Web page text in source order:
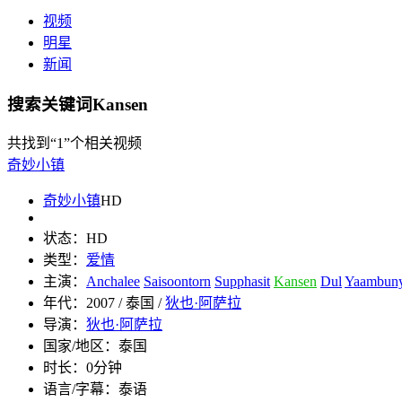
视频
明星
新闻
搜索关键词Kansen
共找到 “1”个相关视频
奇妙小镇
奇妙小镇HD
状态： HD
类型： 爱情
主演： Anchalee Saisoontorn Supphasit Kansen Dul
年代： 2007 / 泰国 /狄也·阿萨拉
导演： 狄也·阿萨拉
国家/地区： 泰国
时长： 0分钟
语言/字幕： 泰语